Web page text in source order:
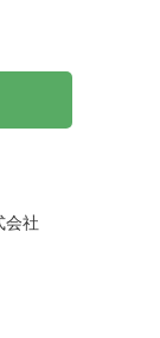
会社